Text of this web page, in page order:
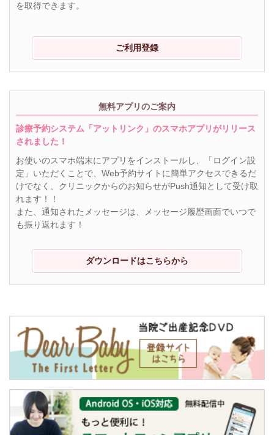
を取得できます。
ご利用登録
無料アプリのご案内
診療予約システム「アットリンク」のスマホアプリがリリース
されました！
お使いのスマホ端末にアプリをインストールし、「ログイン設
定」いただくことで、Web予約サイトに簡単アクセスできるだ
けでなく、クリニックからのお知らせがPush通知として受け取
れます！！
また、通知されたメッセージは、メッセージ履歴画面でいつで
も振り返れます！
ダウンロードはこちらから